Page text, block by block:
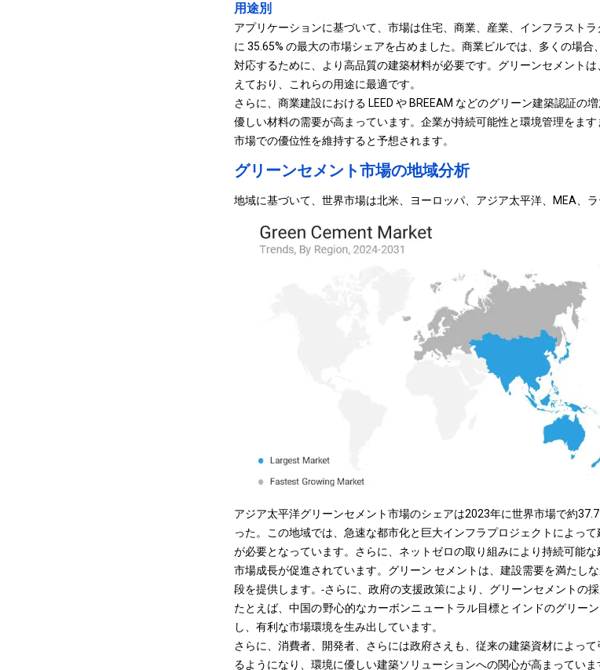
用途別
アプリケーションに基づいて、市場は住宅、商業、産業、インフラスト
に 35.65% の最大の市場シェアを占めました。商業ビルでは、多くの場
対応するために、より高品質の建築材料が必要です。グリーンセメント
えており、これらの用途に最適です。
さらに、商業建設における LEED や BREEAM などのグリーン建築認証の
優しい材料の需要が高まっています。企業が持続可能性と環境管理をま
市場での優位性を維持すると予想されます。
グリーンセメント市場の地域分析
地域に基づいて、世界市場は北米、ヨーロッパ、アジア太平洋、MEA、ラ
アジア太平洋グリーンセメント市場のシェアは2023年に世界市場で約
った。この地域では、急速な都市化と巨大インフラプロジェクトによっ
が必要となっています。さらに、ネットゼロの取り組みにより持続可能
市場成長が促進されています。グリーン セメントは、建設需要を満たし
段を提供します。さらに、政府の支援政策により、グリーンセメントの採
たとえば、中国の野心的なカーボンニュートラル目標とインドのグリー
し、有利な市場環境を生み出しています。
さらに、消費者、開発者、さらには政府さえも、従来の建築資材によっ
るようになり、環境に優しい建築ソリューションへの関心が高まってい